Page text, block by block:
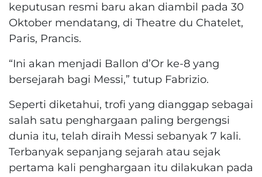
keputusan resmi baru akan diambil pada 30
Oktober mendatang, di Theatre du Chatelet,
Paris, Prancis.
“Ini akan menjadi Ballon d’Or ke-8 yang
bersejarah bagi Messi,” tutup Fabrizio.
Seperti diketahui, trofi yang dianggap sebagai
salah satu penghargaan paling bergengsi
dunia itu, telah diraih Messi sebanyak 7 kali.
Terbanyak sepanjang sejarah atau sejak
pertama kali penghargaan itu dilakukan pada